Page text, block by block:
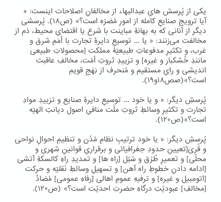
یکی از پُرسش هایِ عبدالبهاء از مخالفانِ اصلاحات اینست: «
آیا ترویجِ صنایعِ کامله از امورِ مُضرّه است؟» (ص۱۸). پُرسشی
دیگر از آنانی که به بهانۀِ مباینت با شرع یا اقتضایِ محیط، دَم از
مخالفت می‌زنند: « یا ... توسیعِ دایرۀِ تجارت با اُمَمِ شرق و
غرب، و تکثیرِ مدفوعاتِ طبیعیّۀ مملکت [محصولاتِ طبیعی
مانندِ خُشکبار و غیره] و تزییدِ ثروتِ اُمّت، مخالفِ عاقبت
اندیشی و رایِ مستقیم و مُنحرف از نِهَجِ قویم
است؟»(صص۱۸و۱۹).
پُرسشِ دیگر: « و یا خود ... توسیعِ دایرۀِ صنایع و تزییدِ موادِ
تجارت و تکثیرِ وسائطِ ثروتِ ملّت منافیِ اصولِ دیانتِ الهیّه
است؟»(ص۱۲۰).
پُرسشِ دیگر: « یا خود ترتیبِ نظامِ مُدُن و تنظیمِ احوالِ نواحی
و قُریٰ[تعیینِ حدودِ جغرافیائی و برقراریِ قوانینِ شهری و
محلّی] و تعمیرِ طُرُق و سُبُل [راه ها] و تمدیدِ راهِ کالسکۀِ آتشی
[ادامه دادنِ خطوطِ راه آهن] و تسهیلِ وسائطِ نَقلیّه و حرکت
[اتومبیل و غیره] و ترفیهِ عمومِ اهالی [رفاهِ عمومی] مُضادِّ
[مخالفِ] عبودیّتِ درگاهِ حضرتِ احدیّت است؟» (ص۱۲۰).